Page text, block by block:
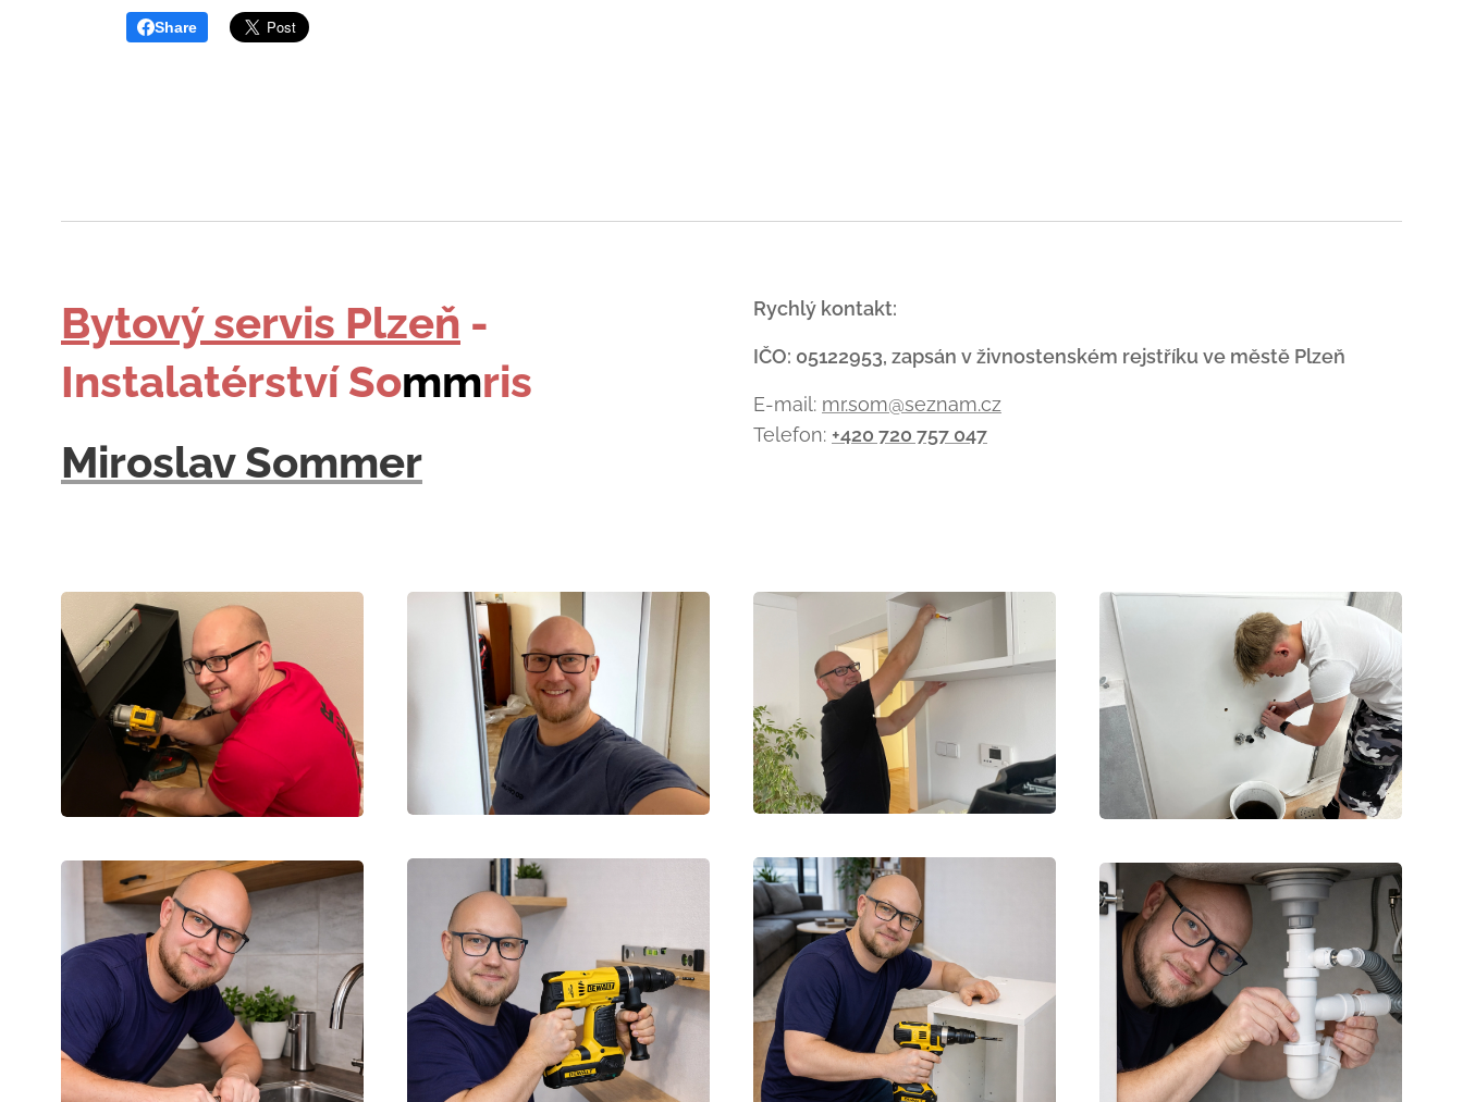
Share
Bytový servis Plzeň -
Instalatérství Sommris
Miroslav Sommer
Rychlý kontakt:
IČO: 05122953, zapsán v živnostenském rejstříku ve městě Plzeň
E-mail: mr.som@seznam.cz
Telefon: +420 720 757 047